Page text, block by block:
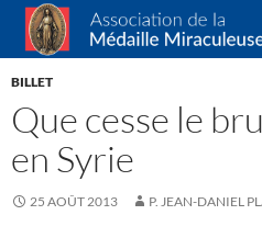
Association de la Médaille
Recherche
ALLER
BILLET
Que cesse le
en Syrie
25 AOÛT 2013 P. JEAN-DANIEL